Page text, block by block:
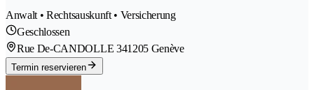
Anwalt • Rechtsauskunft • Versicherung
Geschlossen
Rue De-CANDOLLE 341205 Genève
Termin reservieren